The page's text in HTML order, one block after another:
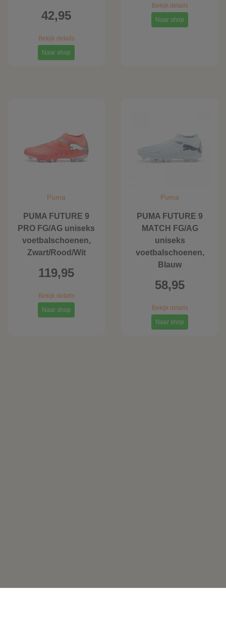
42,95
Bekijk details
Naar shop
Bekijk details
Naar shop
Puma
PUMA FUTURE 9
PRO FG/AG uniseks
voetbalschoenen,
Zwart/Rood/Wit
119,95
Bekijk details
Naar shop
Puma
PUMA FUTURE 9
MATCH FG/AG
uniseks
voetbalschoenen,
Blauw
58,95
Bekijk details
Naar shop